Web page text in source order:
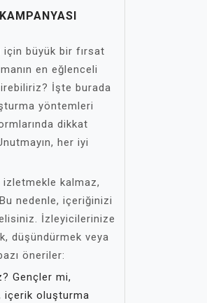
için büyük bir fırsat
en eğlenceli
İşte burada
yöntemleri
dikkat
her iyi
kalmaz,
nedenle, içeriğinizi
İzleyicilerinize
düşündürmek veya
öneriler:
Gençler mi,
içerik oluşturma